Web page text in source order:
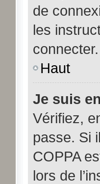
de
les
connecter.
Haut
Je suis
Vérifiez,
passe. Si
COPPA
lors de